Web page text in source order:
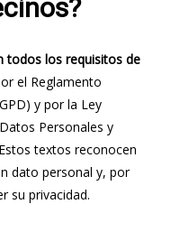
todos los requisitos de
el Reglamento
y por la Ley
Personales y
textos reconocen
dato personal y, por
su privacidad.